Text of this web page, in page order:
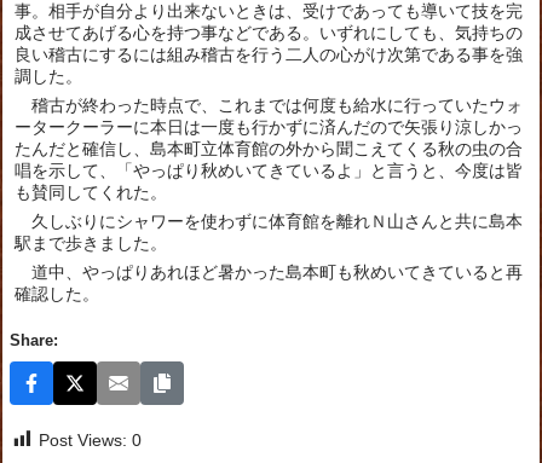
事。相手が自分より出来ないときは、受けであっても導いて技を完
成させてあげる心を持つ事などである。いずれにしても、気持ちの
良い稽古にするには組み稽古を行う二人の心がけ次第である事を強
調した。
稽古が終わった時点で、これまでは何度も給水に行っていたウォ
ータークーラーに本日は一度も行かずに済んだので矢張り涼しかっ
たんだと確信し、島本町立体育館の外から聞こえてくる秋の虫の合
唱を示して、「やっぱり秋めいてきているよ」と言うと、今度は皆
も賛同してくれた。
久しぶりにシャワーを使わずに体育館を離れＮ山さんと共に島本
駅まで歩きました。
道中、やっぱりあれほど暑かった島本町も秋めいてきていると再
確認した。
Share:
Post Views: 0